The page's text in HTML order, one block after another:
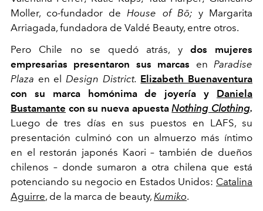
Moller, co-fundador de House of Bō; y Margarita
Arriagada, fundadora de Valdé Beauty, entre otros.
Pero Chile no se quedó atrás, y dos mujeres
empresarias presentaron sus marcas en Paradise
Plaza en el Design District. Elizabeth Buenaventura
con su marca homónima de joyería y Daniela
Bustamante con su nueva apuestaNothing Clothing.
Luego de tres días en sus puestos en LAFS, su
presentación culminó con un almuerzo más íntimo
en el restorán japonés Kaori – también de dueños
chilenos – donde sumaron a otra chilena que está
potenciando su negocio en Estados Unidos: Catalina
Aguirre, de la marca de beauty, Kumiko.